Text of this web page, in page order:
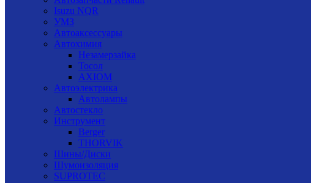
Isuzu NQR
УМЗ
Автоаксессуары
Автохимия
Незамерзайка
Тосол
AXIOM
Автоэлектрика
Автолампы
Автостекло
Инструмент
Berger
THORVIK
Шины/Диски
Шумоизоляция
SUPROTEC